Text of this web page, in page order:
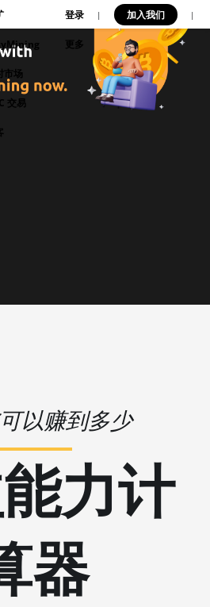
市场
交易
登录 | 加入我们 |
更多
以赚到多少
力计
器